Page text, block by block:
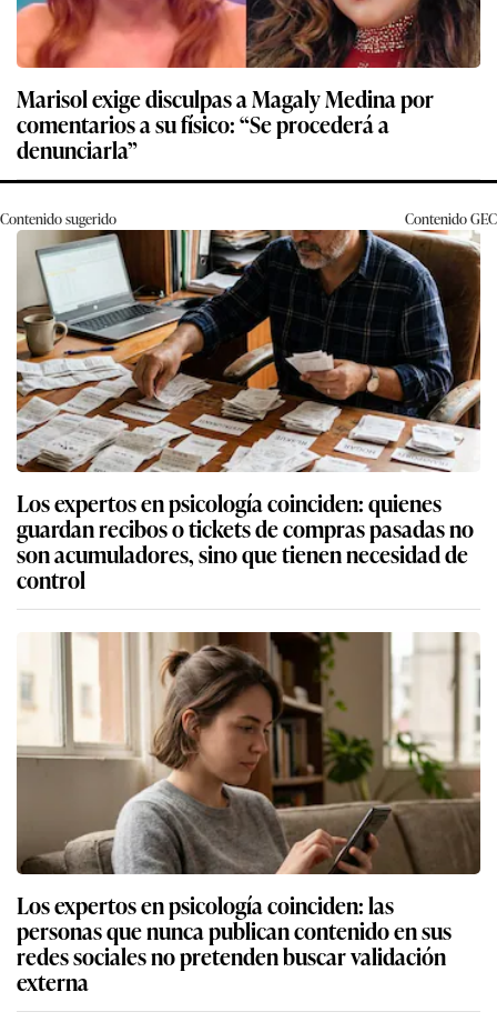
Marisol exige disculpas a Magaly Medina por
comentarios a su físico: “Se procederá a
denunciarla”
Contenido sugerido ContenidoGEC
Los expertos en psicología coinciden: quienes
guardan recibos o tickets de compras pasadas no
son acumuladores, sino que tienen necesidad de
control
Los expertos en psicología coinciden: las
personas que nunca publican contenido en sus
redes sociales no pretenden buscar validación
externa